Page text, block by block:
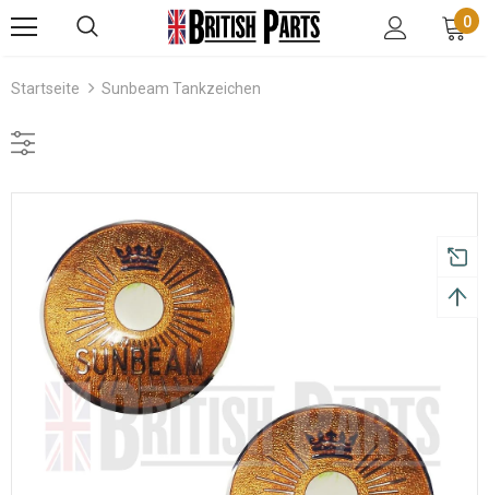
0
Startseite Sunbeam Tankzeichen